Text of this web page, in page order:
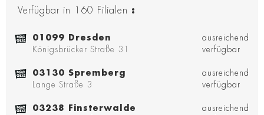
Verfügbar in 160 Filialen :
01099 Dresden
Königsbrücker Straße 31
ausreichend
verfügbar
03130 Spremberg
Lange Straße 3
ausreichend
verfügbar
03238 Finsterwalde
ausreichend